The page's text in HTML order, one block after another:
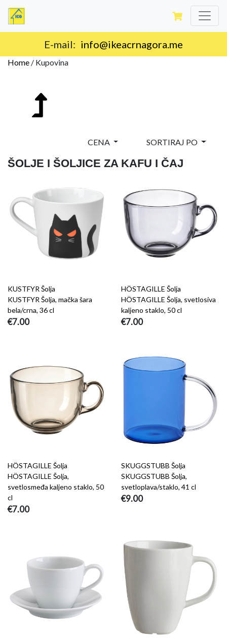
Isporuka na teritoriji Crne Gore.
Home / Kupovina
CENA SORTIRAJ PO
ŠOLJE I ŠOLJICE ZA KAFU I ČAJ
KUSTFYR Šolja
KUSTFYR Šolja, mačka šara
bela/crna, 36 cl
€7.00
HÖSTAGILLE Šolja
HÖSTAGILLE Šolja, svetlosiva
kaljeno staklo, 50 cl
€7.00
HÖSTAGILLE Šolja
HÖSTAGILLE Šolja,
svetlosmeđa kaljeno staklo, 50
cl
€7.00
SKUGGSTUBB Šolja
SKUGGSTUBB Šolja,
svetloplava/staklo, 41 cl
€9.00